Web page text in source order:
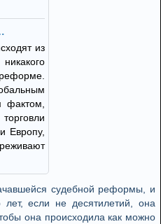
из
фактом,
Европу,
судебной реформы, и
лет, если не десятилетий, она
она происходила как можно